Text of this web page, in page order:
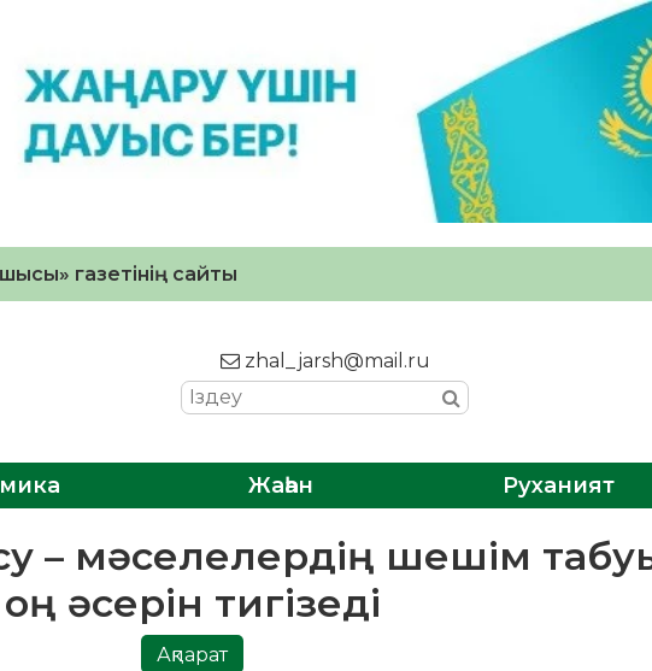
газетінің сайты
zhal_jarsh@mail.ru
Жаһан Руханият
– мәселелердің шешім
оң әсерін тигізеді
Ақпарат